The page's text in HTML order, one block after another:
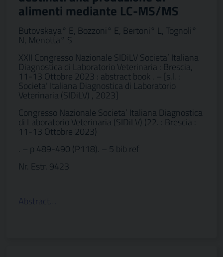
alimenti mediante LC-MS/MS
Butovskaya° E, Bozzoni° E, Bertoni° L, Tognoli°
N, Menotta° S
XXII Congresso Nazionale SIDiLV Societa’ Italiana
Diagnostica di Laboratorio Veterinaria : Brescia,
11-13 Ottobre 2023 : abstract book . – [s.l. :
Societa’ Italiana Diagnostica di Laboratorio
Veterinaria (SIDiLV) , 2023]
Congresso Nazionale Societa’ Italiana Diagnostica
di Laboratorio Veterinaria (SIDiLV) (22. : Brescia :
11-13 Ottobre 2023)
. – p 489-490 (P118). – 5 bib ref
Nr. Estr. 9423
Abstract…